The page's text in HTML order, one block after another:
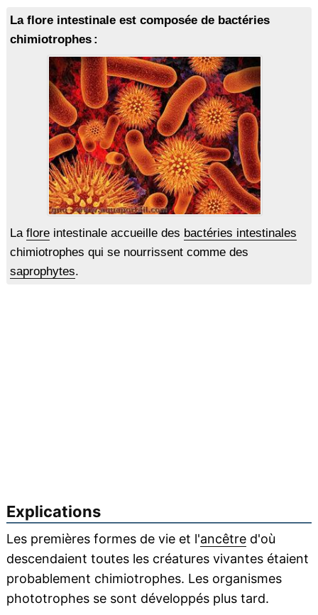
La flore intestinale est composée de bactéries
chimiotrophes :
La floreintestinale accueille des bactéries intestinales
chimiotrophes qui se nourrissent comme des
saprophytes.
Explications
Les premières formes de vie et l'ancêtred'où
descendaient toutes les créatures vivantes étaient
probablement chimiotrophes. Les organismes
phototrophes se sont développés plus tard.